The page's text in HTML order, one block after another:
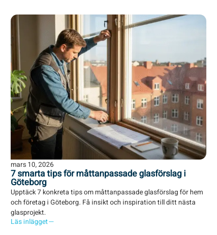
mars 10, 2026
7 smarta tips för måttanpassade glasförslag i
Göteborg
Upptäck 7 konkreta tips om måttanpassade glasförslag för hem
och företag i Göteborg. Få insikt och inspiration till ditt nästa
glasprojekt.
Läs inlägget